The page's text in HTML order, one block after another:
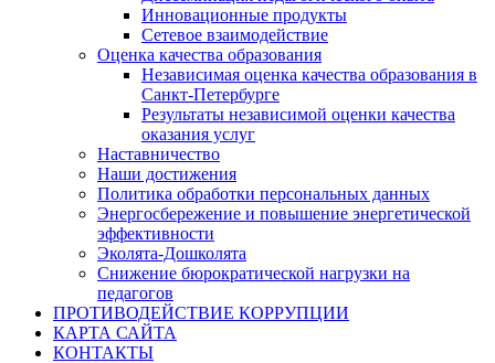
Инновационные продукты
Сетевое взаимодействие
Оценка качества образования
Независимая оценка качества образования в
Санкт-Петербурге
Результаты независимой оценки качества
оказания услуг
Наставничество
Наши достижения
Политика обработки персональных данных
Энергосбережение и повышение энергетической
эффективности
Эколята-Дошколята
Снижение бюрократической нагрузки на
педагогов
ПРОТИВОДЕЙСТВИЕ КОРРУПЦИИ
КАРТА САЙТА
КОНТАКТЫ